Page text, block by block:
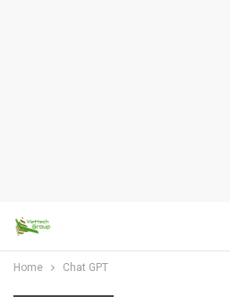
Home Chat GPT